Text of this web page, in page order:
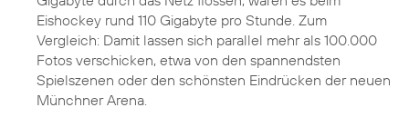
Eishockey rund 110 Gigabyte pro Stunde. Zum
Vergleich: Damit lassen sich parallel mehr als 100.000
Fotos verschicken, etwa von den spannendsten
Spielszenen oder den schönsten Eindrücken der neuen
Münchner Arena.